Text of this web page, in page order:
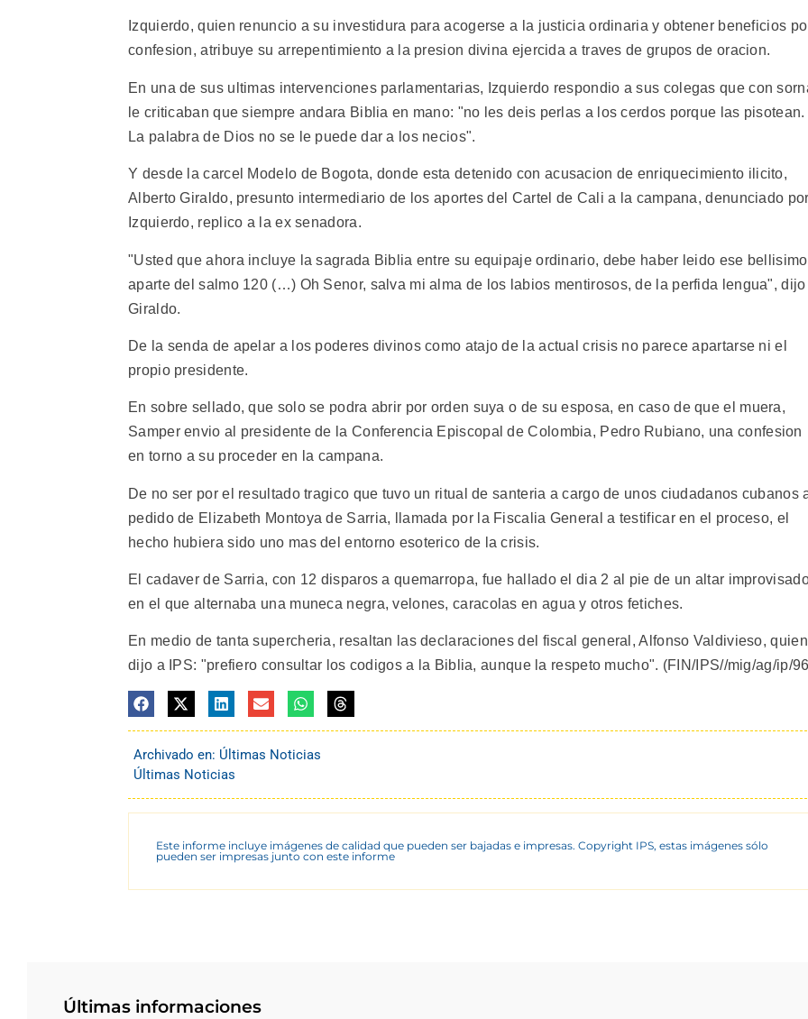
Izquierdo, quien renuncio a su investidura para acogerse a la justicia ordinaria y obtener beneficios
confesion, atribuye su arrepentimiento a la presion divina ejercida a traves de grupos de oracion.
En una de sus ultimas intervenciones parlamentarias, Izquierdo respondio a sus colegas que con
le criticaban que siempre andara Biblia en mano: "no les deis perlas a los cerdos porque las pisotean.
La palabra de Dios no se le puede dar a los necios".
Y desde la carcel Modelo de Bogota, donde esta detenido con acusacion de enriquecimiento ilicito,
Alberto Giraldo, presunto intermediario de los aportes del Cartel de Cali a la campana, denunciado
Izquierdo, replico a la ex senadora.
"Usted que ahora incluye la sagrada Biblia entre su equipaje ordinario, debe haber leido ese bellisimo
aparte del salmo 120 (…) Oh Senor, salva mi alma de los labios mentirosos, de la perfida lengua", dijo
Giraldo.
De la senda de apelar a los poderes divinos como atajo de la actual crisis no parece apartarse ni el
propio presidente.
En sobre sellado, que solo se podra abrir por orden suya o de su esposa, en caso de que el muera,
Samper envio al presidente de la Conferencia Episcopal de Colombia, Pedro Rubiano, una confesion
en torno a su proceder en la campana.
De no ser por el resultado tragico que tuvo un ritual de santeria a cargo de unos ciudadanos cubanos
pedido de Elizabeth Montoya de Sarria, llamada por la Fiscalia General a testificar en el proceso, el
hecho hubiera sido uno mas del entorno esoterico de la crisis.
El cadaver de Sarria, con 12 disparos a quemarropa, fue hallado el dia 2 al pie de un altar
en el que alternaba una muneca negra, velones, caracolas en agua y otros fetiches.
En medio de tanta supercheria, resaltan las declaraciones del fiscal general, Alfonso Valdivieso, quien
dijo a IPS: "prefiero consultar los codigos a la Biblia, aunque la respeto mucho". (FIN/IPS//mig/ag/ip/
Archivado en: Últimas Noticias
Últimas Noticias
Este informe incluye imágenes de calidad que pueden ser bajadas e impresas. Copyright IPS, estas imágenes sólo
pueden ser impresas junto con este informe
Últimas informaciones